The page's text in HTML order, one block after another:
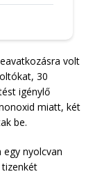
volt
30
igénylő
miatt, két
be.
egy nyolcvan